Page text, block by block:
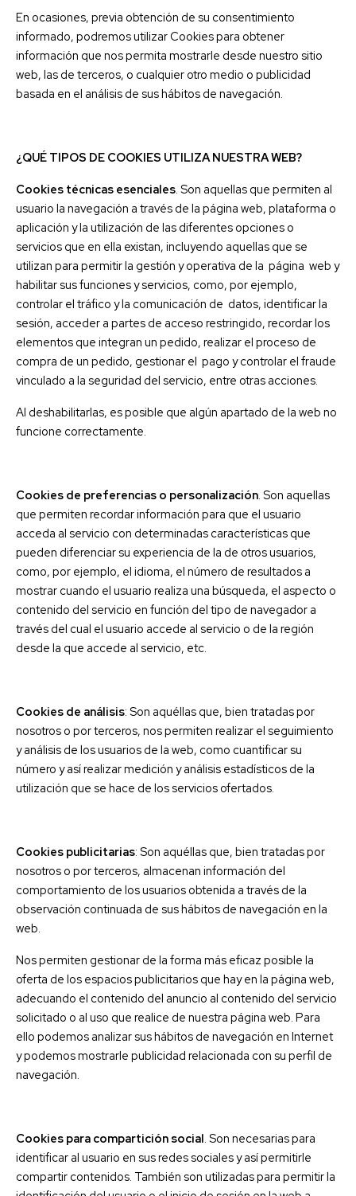
En ocasiones, previa obtención de su consentimiento
informado, podremos utilizar Cookies para obtener
información que nos permita mostrarle desde nuestro sitio
web, las de terceros, o cualquier otro medio o publicidad
basada en el análisis de sus hábitos de navegación.
¿QUÉ TIPOS DE COOKIES UTILIZA NUESTRA WEB?
Cookies técnicas esenciales . Son aquellas que permiten al
usuario la navegación a través de la página web, plataforma o
aplicación y la utilización de las diferentes opciones o
servicios que en ella existan, incluyendo aquellas que se
utilizan para permitir la gestión y operativa de la página web y
habilitar sus funciones y servicios, como, por ejemplo,
controlar el tráfico y la comunicación de datos, identificar la
sesión, acceder a partes de acceso restringido, recordar los
elementos que integran un pedido, realizar el proceso de
compra de un pedido, gestionar el pago y controlar el fraude
vinculado a la seguridad del servicio, entre otras acciones.
Al deshabilitarlas, es posible que algún apartado de la web no
funcione correctamente.
Cookies de preferencias o personalización . Son aquellas
que permiten recordar información para que el usuario
acceda al servicio con determinadas características que
pueden diferenciar su experiencia de la de otros usuarios,
como, por ejemplo, el idioma, el número de resultados a
mostrar cuando el usuario realiza una búsqueda, el aspecto o
contenido del servicio en función del tipo de navegador a
través del cual el usuario accede al servicio o de la región
desde la que accede al servicio, etc.
Cookies de análisis: Son aquéllas que, bien tratadas por
nosotros o por terceros, nos permiten realizar el seguimiento
y análisis de los usuarios de la web, como cuantificar su
número y así realizar medición y análisis estadísticos de la
utilización que se hace de los servicios ofertados.
Cookies publicitarias: Son aquéllas que, bien tratadas por
nosotros o por terceros, almacenan información del
comportamiento de los usuarios obtenida a través de la
observación continuada de sus hábitos de navegación en la
web.
Nos permiten gestionar de la forma más eficaz posible la
oferta de los espacios publicitarios que hay en la página web,
adecuando el contenido del anuncio al contenido del servicio
solicitado o al uso que realice de nuestra página web. Para
ello podemos analizar sus hábitos de navegación en Internet
y podemos mostrarle publicidad relacionada con su perfil de
navegación.
Cookies para compartición social . Son necesarias para
identificar al usuario en sus redes sociales y así permitirle
compartir contenidos. También son utilizadas para permitir la